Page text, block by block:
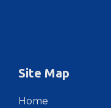
Site Map
Home